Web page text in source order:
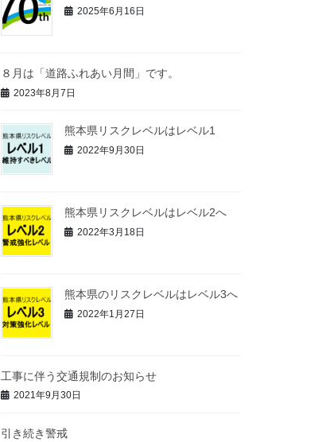
2025年6月16日
８月は「道路ふれあい月間」です。
2023年8月7日
熊本県リスクレベルはレベル1
2022年9月30日
熊本県リスクレベルはレベル2へ
2022年3月18日
熊本県のリスクレベルはレベル3へ
2022年1月27日
工事に伴う交通規制のお知らせ
2021年9月30日
引き続き警戒